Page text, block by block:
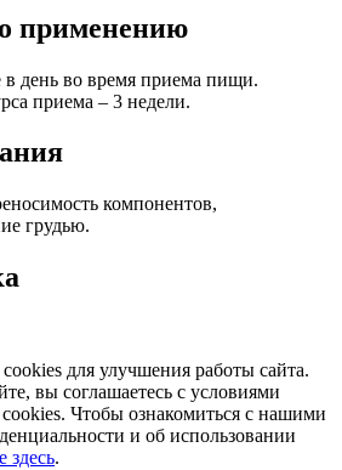
применению
день во время приема пищи.
приема – 3 недели.
компонентов,
грудью.
для улучшения работы сайта.
вы соглашаетесь с условиями
Чтобы ознакомиться с нашими
и об использовании
здесь.